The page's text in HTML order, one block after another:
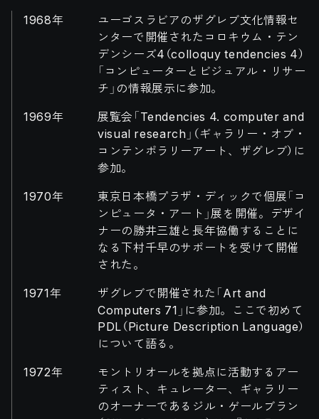
1968年
ユーゴスラビアのザグレブ文化情報セ
ンターで開催されたコロキウム・テン
デンシーズ4（colloquy tendencies 4）
「コンピューターとビジュアル・リサー
チ」の情報展示に参加。
1969年
展覧会「Tendencies 4. computer and
visual research」（ギャラリー・オブ・
コンテンポラリーアート、ザグレブ）に
参加。
1970年
東京日本橋プラザ・ディックで個展「コ
ンピュータ・アート」展を開催。デザイ
ナーの勝井三雄と長年協働することに
なる下村千早のサポートを受けて開催
された。
1971年
ザグレブで開催された「Art and
Computers 71」に参加。ここで初めて
PDL（Picture Description Language）
について語る。
1972年
モントリオールを拠点に活動するアー
ティスト、キュレーター、ギャラリー
のオーナーであるジル・ゲールブラン